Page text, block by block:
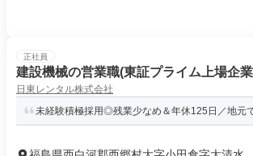
正社員
建設機械の営業職(東証プライム上場企
日東レンタル株式会社
未経験積極採用◎残業少なめ＆年休125日／地元